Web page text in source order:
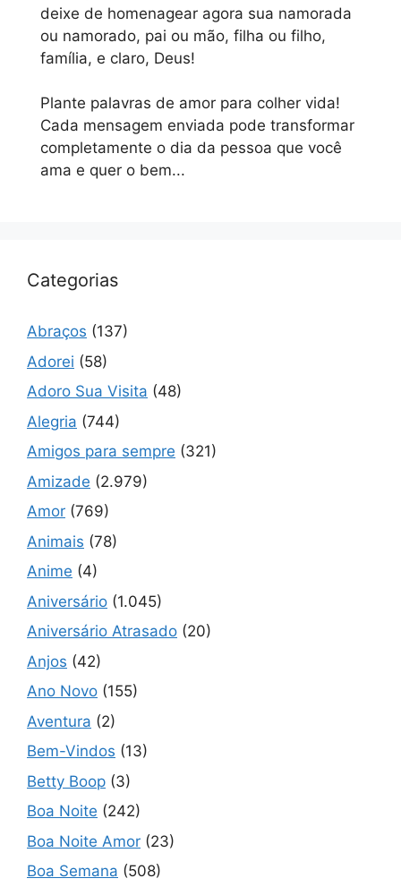
deixe de homenagear agora sua namorada
ou namorado, pai ou mão, filha ou filho,
família, e claro, Deus!
Plante palavras de amor para colher vida!
Cada mensagem enviada pode transformar
completamente o dia da pessoa que você
ama e quer o bem...
Categorias
Abraços (137)
Adorei (58)
Adoro Sua Visita (48)
Alegria (744)
Amigos para sempre (321)
Amizade (2.979)
Amor (769)
Animais (78)
Anime (4)
Aniversário (1.045)
Aniversário Atrasado (20)
Anjos (42)
Ano Novo (155)
Aventura (2)
Bem-Vindos (13)
Betty Boop (3)
Boa Noite (242)
Boa Noite Amor (23)
Boa Semana (508)